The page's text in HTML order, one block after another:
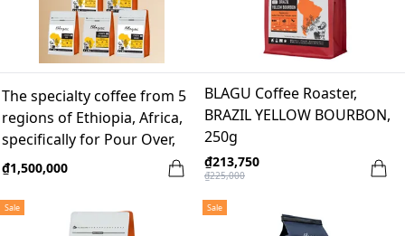
The specialty coffee from 5
regions of Ethiopia, Africa,
specifically for Pour Over,
100% Arabica - Heirloom
₫1,500,000
BLAGU Coffee Roaster,
BRAZIL YELLOW BOURBON,
250g
₫213,750
₫225,000
Sale Sale